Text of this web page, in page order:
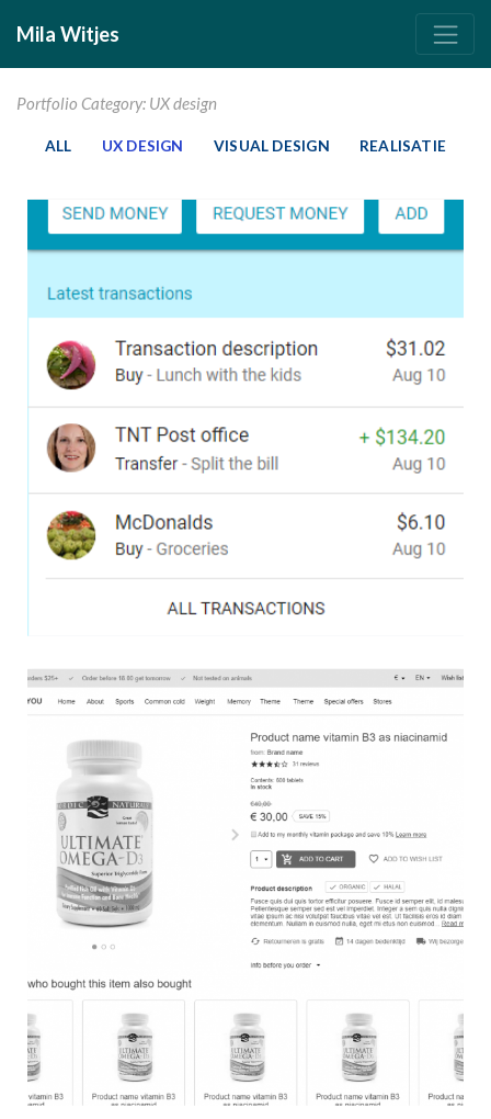
Mila Witjes
Portfolio Category: UX design
ALL UX DESIGN VISUAL DESIGN REALISATIE